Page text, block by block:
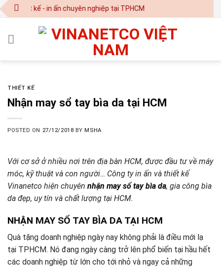
Skip
to
kế - in ấn chuyên nghiệp tại TPHCM
THIẾT KẾ
Nhận may sổ tay bìa da tại HCM
POSTED ON 27/12/2018 BYMSHA
Với cơ sở ở nhiều nơi trên địa bàn HCM, được đầu tư về máy
móc, kỹ thuật và con người… Công ty in ấn và thiết kế
Vinanetco hiện chuyên nhận may sổ tay bìa da, gia công bìa
da đẹp, uy tín và chất lượng tại HCM.
NHẬN MAY SỔ TAY BÌA DA TẠI HCM
Quà tặng doanh nghiệp ngày nay không phải là điều mới lạ
tại TPHCM. Nó đang ngày càng trở lên phổ biến tại hầu hết
các doanh nghiệp từ lớn cho tới nhỏ và ngay cả những